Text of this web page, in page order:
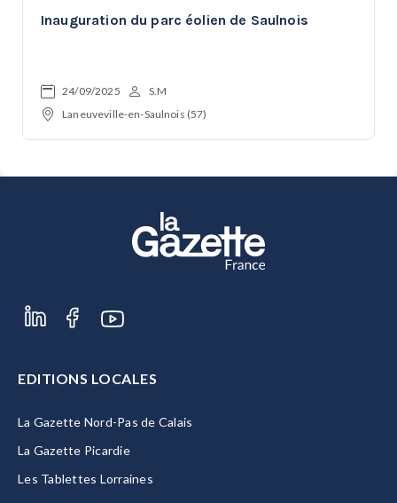
Inauguration du parc éolien de Saulnois
24/09/2025
S.M
Laneuveville-en-Saulnois (57)
EDITIONS LOCALES
La Gazette Nord-Pas de Calais
La Gazette Picardie
Les Tablettes Lorraines